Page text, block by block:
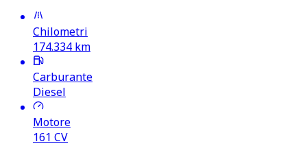
Chilometri
174.334 km
Carburante
Diesel
Motore
161 CV